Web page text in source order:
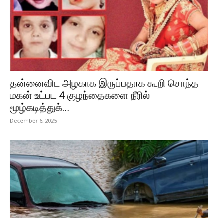
தன்னைவிட அழகாக இருப்பதாக கூறி சொந்த
மகன் உட்பட 4 குழந்தைகளை நீரில்
மூழ்கடித்துக்...
December 6, 2025